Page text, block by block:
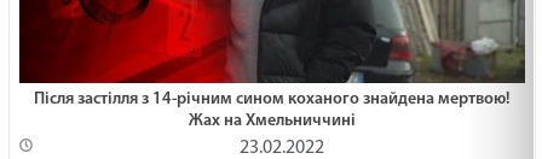
Після застілля з 14-річним сином коханого знайдена мертвою!
Жах на Хмельниччині
23.02.2022